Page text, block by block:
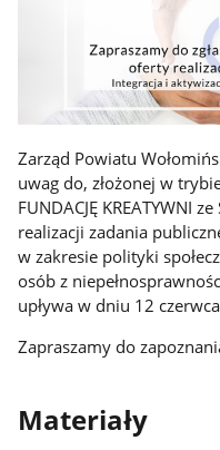
Zarząd Powiatu
uwag do, złożonej w
FUNDACJĘ KREATYWNI
realizacji zadania
w zakresie polityki
osób z
upływa w dniu 12
Zapraszamy do
Materiały